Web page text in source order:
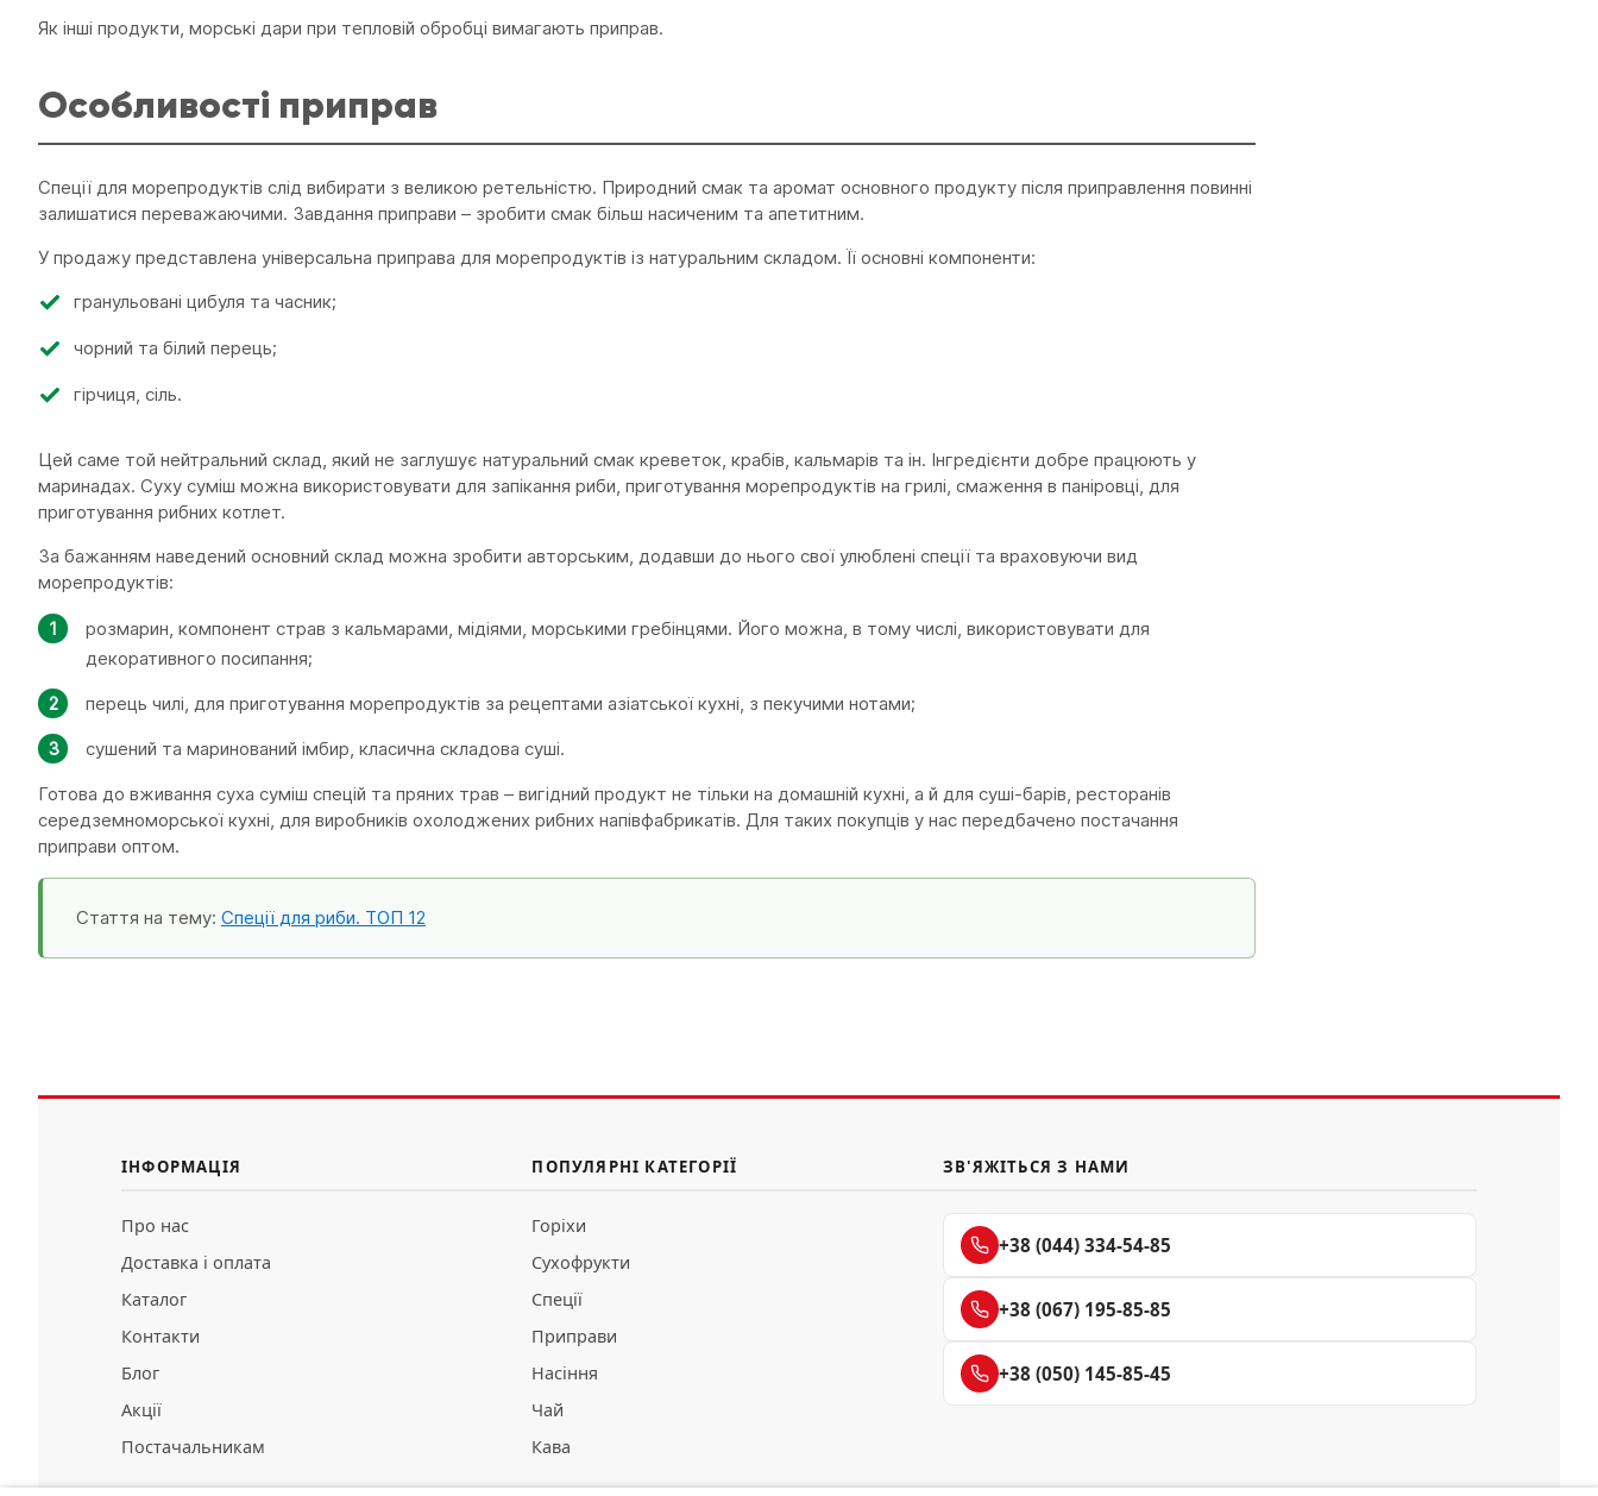
Як інші продукти, морські дари при тепловій обробці вимагають приправ.
Особливості приправ
Спеції для морепродуктів слід вибирати з великою ретельністю. Природний смак та аромат основного продукту після приправлення повинні
залишатися переважаючими. Завдання приправи – зробити смак більш насиченим та апетитним.
У продажу представлена ​​універсальна приправа для морепродуктів із натуральним складом. Її основні компоненти:
гранульовані цибуля та часник;
чорний та білий перець;
гірчиця, сіль.
Цей саме той нейтральний склад, який не заглушує натуральний смак креветок, крабів, кальмарів та ін. Інгредієнти добре працюють у
маринадах. Суху суміш можна використовувати для запікання риби, приготування морепродуктів на грилі, смаження в паніровці, для
приготування рибних котлет.
За бажанням наведений основний склад можна зробити авторським, додавши до нього свої улюблені спеції та враховуючи вид
морепродуктів:
розмарин, компонент страв з кальмарами, мідіями, морськими гребінцями. Його можна, в тому числі, використовувати для
декоративного посипання;
перець чилі, для приготування морепродуктів за рецептами азіатської кухні, з пекучими нотами;
сушений та маринований імбир, класична складова суші.
Готова до вживання суха суміш спецій та пряних трав – вигідний продукт не тільки на домашній кухні, а й для суші-барів, ресторанів
середземноморської кухні, для виробників охолоджених рибних напівфабрикатів. Для таких покупців у нас передбачено постачання
приправи оптом.
Стаття на тему: Спеції для риби. ТОП 12
ІНФОРМАЦІЯ
Про нас
Доставка і оплата
Каталог
Контакти
Блог
Акції
Постачальникам
ПОПУЛЯРНІ КАТЕГОРІЇ
Горіхи
Сухофрукти
Спеції
Приправи
Насіння
Чай
Кава
ЗВ'ЯЖІТЬСЯ З НАМИ
+38 (044) 334-54-85
+38 (067) 195-85-85
+38 (050) 145-85-45